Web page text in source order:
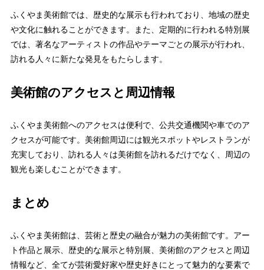
ふくやま美術館では、歴史的な展示も行われており、地域の歴史
や文化に触れることができます。また、定期的に行われる特別展
では、著名なアーティストの作品やテーマごとの展示が行われ、
訪れる人々に新たな発見をもたらします。
美術館のアクセスと周辺情報
ふくやま美術館へのアクセスは便利で、公共交通機関や車でのア
クセスが可能です。美術館周辺には観光スポットやレストランが
充実しており、訪れる人々は美術館を訪れるだけでなく、周辺の
観光も楽しむことができます。
まとめ
ふくやま美術館は、芸術と歴史の融合が魅力の美術館です。アー
ト作品と展示、歴史的な展示と特別展、美術館のアクセスと周辺
情報など、全てが芸術愛好家や歴史好きにとって魅力的な要素で